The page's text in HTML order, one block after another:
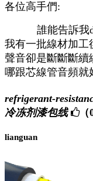
各位高手們:
誰能告訴我
我有一批線材加工
聲音卻是斷斷斷續
哪跟芯線管音頻就
refrigerant-
冷冻剂漆包线
（
lianguan